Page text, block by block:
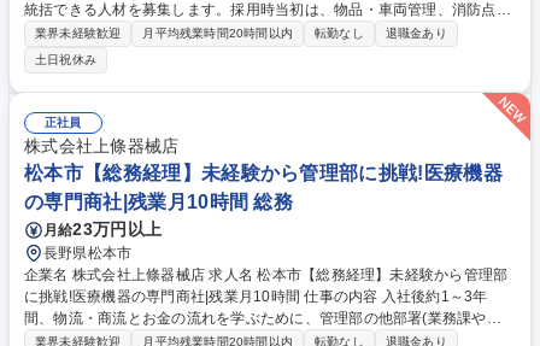
統括できる人材を募集します。採用時当初は、物品・車両管理、消防点検
対応などの総務業務に加え、経理ソフト入力や経費精算などの簡単な経事
務業務まで幅広くお任せいたします。 【総務】■採用者の入社者・退職者
対応 ■社内物品の発注・在庫管理、車両管理 ■施設設備の保守、清掃業者
との調整など 【経理業務】■経理ソフトへの入力 ■小口現金管理、経費精
算書類の整理、売掛・買掛金の管理など ■月次決算時の資料の作成、年次
決算等の財務管理など 募集職種 松本市【総務】3年後に管理課の中核を目
指せる!老舗医療機器専門商社
業界未経験歓迎 月平均残業時間20時間以内 転勤なし
退職金あり
土日祝休み
正社員
株式会社上條器械店
松本市【総務経理】未経験から管理部に挑戦!医療機器
の専門商社|残業月10時間 総務
月給23万円以上
長野県松本市
企業名 株式会社上條器械店 求人名 松本市【総務経理】未経験から管理部
に挑戦!医療機器の専門商社|残業月10時間 仕事の内容 入社後約1～3年
間、物流・商流とお金の流れを学ぶために、管理部の他部署(業務課や仕
入物流課）で経験をしていただきます。同時に、小口現金管理や社内消耗
業界未経験歓迎 月平均残業時間20時間以内 転勤なし
退職金あり